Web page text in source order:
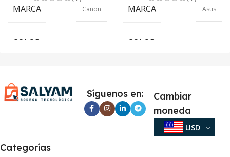
MARCA Canon
COLOR
MARCA Asus
COLOR
Síguenos en:
Cambiar
moneda
USD
Categorías